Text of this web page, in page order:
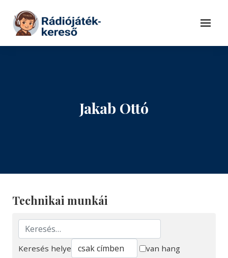
Tovább a tartalomhoz
Menü
Jakab Ottó
Technikai munkái
Keresés helye
van hang